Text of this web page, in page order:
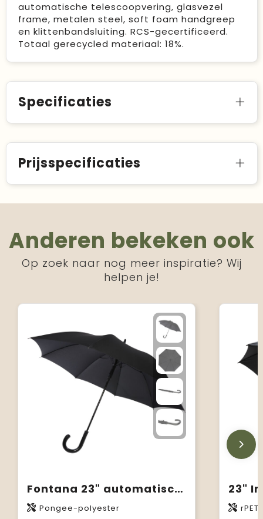
automatische telescoopvering, glasvezel
frame, metalen steel, soft foam handgreep
en klittenbandsluiting. RCS-gecertificeerd.
Totaal gerecycled materiaal: 18%.
Specificaties
Prijsspecificaties
Anderen bekeken ook
Op zoek naar nog meer inspiratie? Wij
helpen je!
Fontana 23" automatische paraplu met carbon look en gebogen handvat
Pongee-polyester